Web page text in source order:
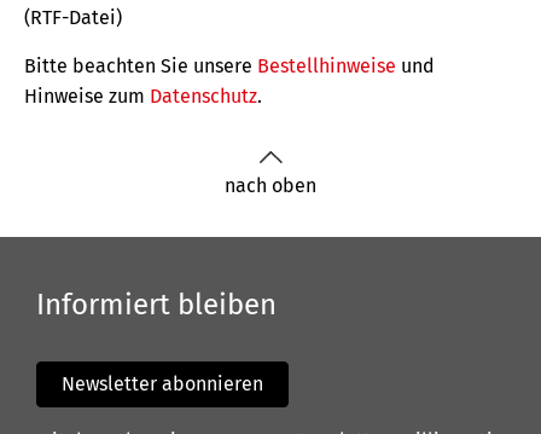
(RTF-Datei)
Bitte beachten Sie unsere Bestellhinweise und
Hinweise zum Datenschutz.
nach oben
Informiert bleiben
Newsletter abonnieren